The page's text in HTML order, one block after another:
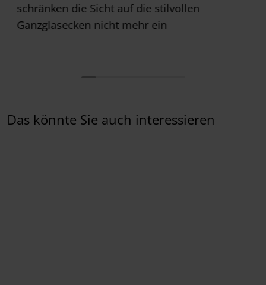
schränken die Sicht auf die stilvollen
Ganzglasecken nicht mehr ein
Das könnte Sie auch interessieren